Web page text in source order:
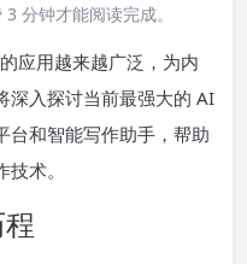
分钟才能阅读完成。
应用越来越广泛，为内
深入探讨当前最强大的 AI
台和智能写作助手，帮助
术。